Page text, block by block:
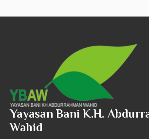
Amir Syakib Arsalan
Amirn Rais
amrozi
Anak ibrahim
Yayasan Bani K.H.
Wahid